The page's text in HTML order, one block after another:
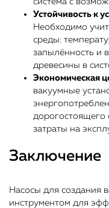
Устойчивость к
Необходимо
среды:
запылённость и
древесины в
Экономическая
вакуумные
дорогостоящего
затраты на
Заключение
Насосы для создания
инструментом для